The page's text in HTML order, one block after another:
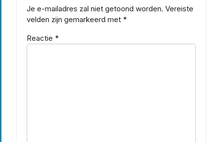
Je e-mailadres zal niet getoond worden. Vereiste
velden zijn gemarkeerd met *
Reactie *